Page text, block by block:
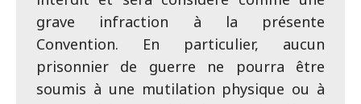
grave infraction à la présente
Convention. En particulier, aucun
prisonnier de guerre ne pourra être
soumis à une mutilation physique ou à